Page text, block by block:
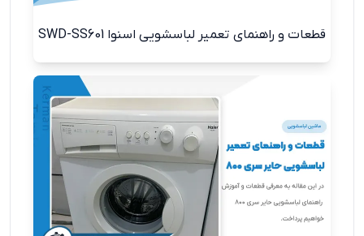
قطعات و راهنمای تعمیر لباسشویی اسنوا SWD-SS601